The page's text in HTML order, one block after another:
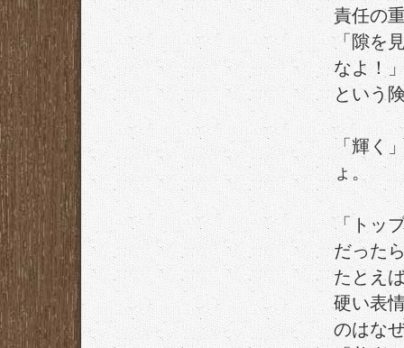
責任の
「隙を
なよ！
という
「輝く
ょ。
「トッ
だった
たとえ
硬い表
のはな